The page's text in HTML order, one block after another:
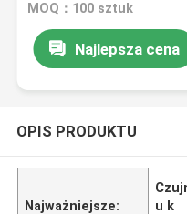
MOQ：100 sztuk
Najlepsza cena
OPIS PRODUKTU
Najważniejsze:
u k